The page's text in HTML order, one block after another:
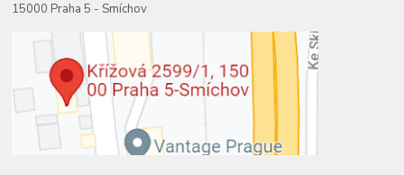
15000 Praha 5 - Smíchov